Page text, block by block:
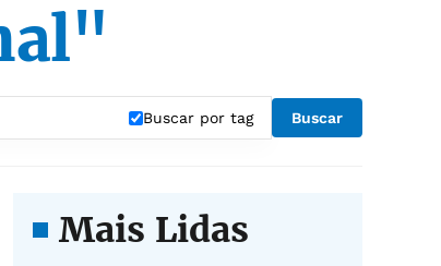
Buscar por tag Buscar
Mais Lidas